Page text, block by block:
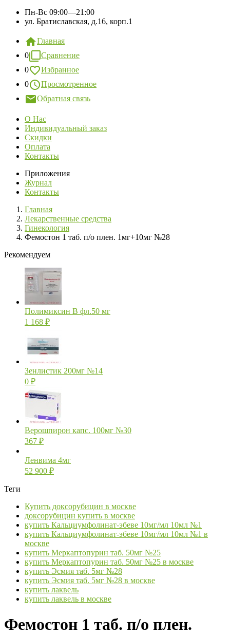
Пн-Вс 09:00—21:00
ул. Братиславская, д.16, корп.1
Главная
0
Сравнение
0
Избранное
0
Просмотренное
Обратная связь
О Нас
Индивидуальный заказ
Скидки
Оплата
Контакты
Приложения
Журнал
Контакты
Главная
Лекарственные средства
Гинекология
Фемостон 1 таб. п/о плен. 1мг+10мг №28
Рекомендуем
Полимиксин В фл.50 мг
1 168 ₽
Зенлистик 200мг №14
0 ₽
Верошпирон капс. 100мг №30
367 ₽
Ленвима 4мг
52 900 ₽
Теги
Купить доксорубицин в москве
доксорубицин купить в москве
купить Кальциумфолинат-эбеве 10мг/мл 10мл №1
купить Кальциумфолинат-эбеве 10мг/мл 10мл №1 в
москве
купить Меркаптопурин таб. 50мг №25
купить Меркаптопурин таб. 50мг №25 в москве
купить Эсмия таб. 5мг №28
купить Эсмия таб. 5мг №28 в москве
купить лаквель
купить лаквель в москве
Фемостон 1 таб. п/о плен.